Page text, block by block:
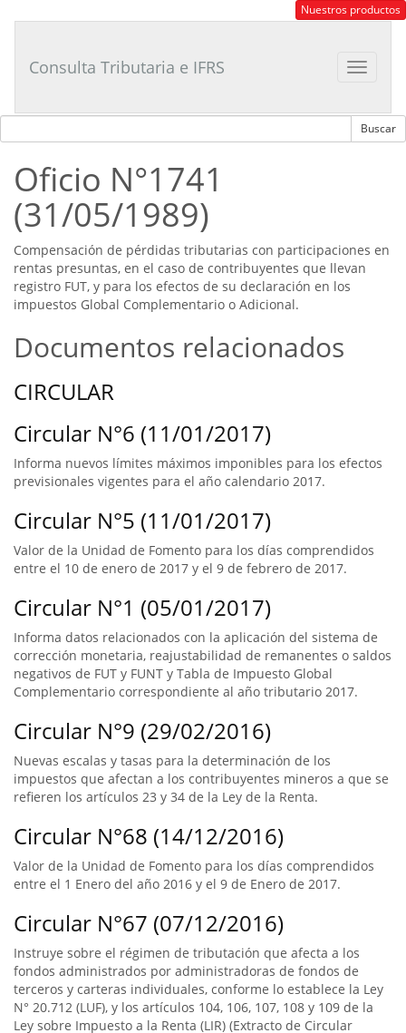
Tributario
Nuestros productos
Toggle
Consulta Tributaria e IFRS
Oficio N°1741
(31/05/1989)
Compensación de pérdidas tributarias con participaciones en
rentas presuntas, en el caso de contribuyentes que llevan
registro FUT, y para los efectos de su declaración en los
impuestos Global Complementario o Adicional.
Documentos relacionados
CIRCULAR
Circular N°6 (11/01/2017)
Informa nuevos límites máximos imponibles para los efectos
previsionales vigentes para el año calendario 2017.
Circular N°5 (11/01/2017)
Valor de la Unidad de Fomento para los días comprendidos
entre el 10 de enero de 2017 y el 9 de febrero de 2017.
Circular N°1 (05/01/2017)
Informa datos relacionados con la aplicación del sistema de
corrección monetaria, reajustabilidad de remanentes o saldos
negativos de FUT y FUNT y Tabla de Impuesto Global
Complementario correspondiente al año tributario 2017.
Circular N°9 (29/02/2016)
Nuevas escalas y tasas para la determinación de los
impuestos que afectan a los contribuyentes mineros a que se
refieren los artículos 23 y 34 de la Ley de la Renta.
Circular N°68 (14/12/2016)
Valor de la Unidad de Fomento para los días comprendidos
entre el 1 Enero del año 2016 y el 9 de Enero de 2017.
Circular N°67 (07/12/2016)
Instruye sobre el régimen de tributación que afecta a los
fondos administrados por administradoras de fondos de
terceros y carteras individuales, conforme lo establece la Ley
N° 20.712 (LUF), y los artículos 104, 106, 107, 108 y 109 de la
Ley sobre Impuesto a la Renta (LIR) (Extracto de Circular